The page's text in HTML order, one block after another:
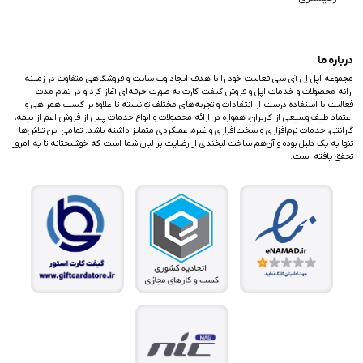
درباره ما
مجموعه اپل اِن آی سی فعالیت خود را با هدف ایجاد وب سایت و فروشگاهی متفاوت در زمینه
ارائه محصولات و خدمات اپل و فروش گیفت کارت به صورت حرفه‌ای آغاز کرد و در تمام مدت
فعالیت با استفاده درست از انتقادات و تجربه‌های مختلف توانسته تا علاوه بر کسب همراهی و
اعتماد طیف وسیعی از کاربران، همواره در ارائه محصولات و انواع خدمات پس از فروش اعم از بیمه،
گارانتی، خدمات نرم‌افزاری و سخت‌افزاری و غیره، عملکردی متمایز داشته باشد. تمامی این تلاش‌ها
تنها به یک دلیل بوده و آن‌هم ساخت لبخندی از رضایت بر لبان شما است که خوشبختانه تا به امروز
تحقق یافته است.